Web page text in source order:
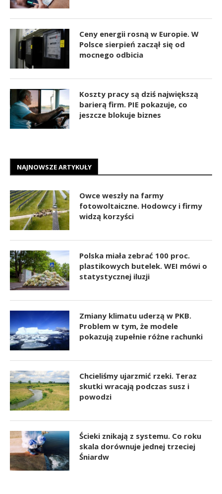
Ceny energii rosną w Europie. W
Polsce sierpień zaczął się od
mocnego odbicia
Koszty pracy są dziś największą
barierą firm. PIE pokazuje, co
jeszcze blokuje biznes
NAJNOWSZE ARTYKUŁY
Owce weszły na farmy
fotowoltaiczne. Hodowcy i firmy
widzą korzyści
Polska miała zebrać 100 proc.
plastikowych butelek. WEI mówi o
statystycznej iluzji
Zmiany klimatu uderzą w PKB.
Problem w tym, że modele
pokazują zupełnie różne rachunki
Chcieliśmy ujarzmić rzeki. Teraz
skutki wracają podczas susz i
powodzi
Ścieki znikają z systemu. Co roku
skala dorównuje jednej trzeciej
Śniardw